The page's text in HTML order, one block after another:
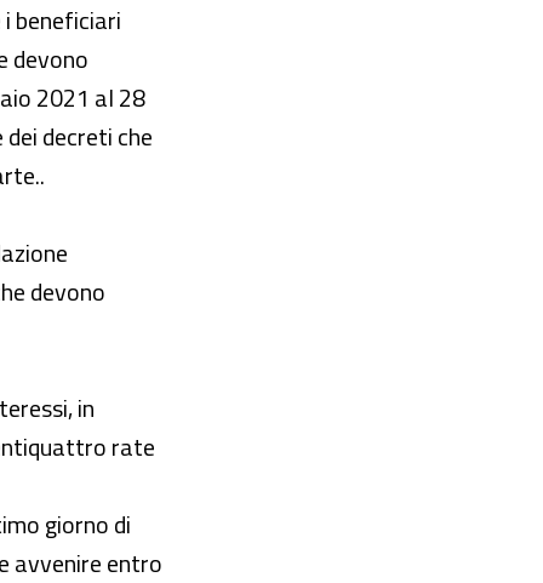
beneficiari
devono
2021 al 28
decreti che
devono
in
rate
giorno di
avvenire entro